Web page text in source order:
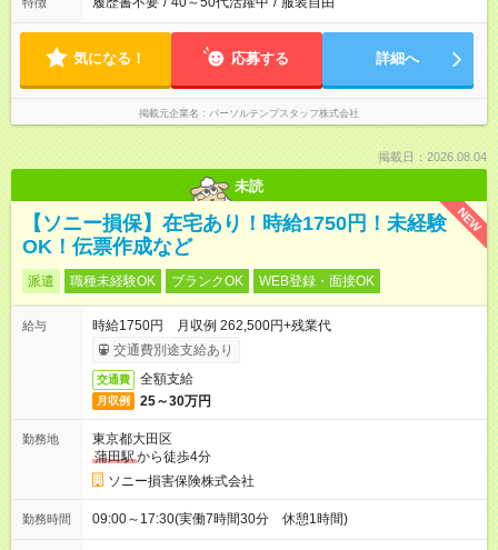
気になる！ 応募する 詳細へ
掲載元企業名 パーソルテンプスタッフ株式会社
掲載日：2026.08.04
未読
NEW
【ソニー損保】在宅あり！時給1750円！未経験
OK！伝票作成など
派遣 職種未経験OK ブランクOK WEB登録・面接OK
給与
時給1750円 月収例 262,500円+残業代
交通費別途支給あり
交通費 全額支給
月収例 25～30万円
勤務地
東京都大田区
蒲田駅から徒歩4分
ソニー損害保険株式会社
勤務時間 09:00～17:30(実働7時間30分 休憩1時間)